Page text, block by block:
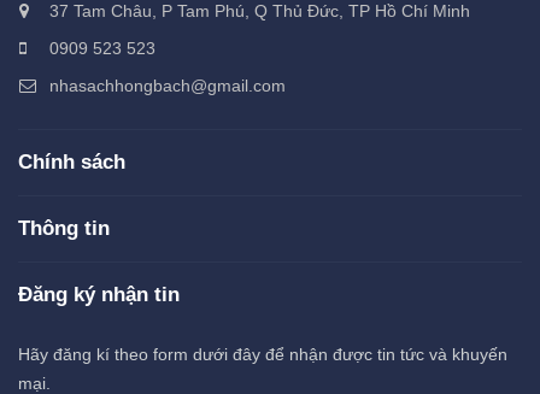
37 Tam Châu, P Tam Phú, Q Thủ Đức, TP Hồ Chí Minh
0909 523 523
nhasachhongbach@gmail.com
Chính sách
Thông tin
Đăng ký nhận tin
Hãy đăng kí theo form dưới đây để nhận được tin tức và khuyến
mại.